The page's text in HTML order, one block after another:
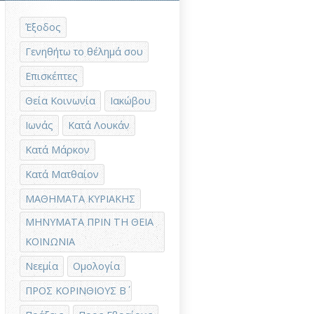
Έξοδος
Γενηθήτω το θέλημά σου
Επισκέπτες
Θεία Κοινωνία
Ιακώβου
Ιωνάς
Κατά Λουκάν
Κατά Μάρκον
Κατά Ματθαίον
ΜΑΘΗΜΑΤΑ ΚΥΡΙΑΚΗΣ
ΜΗΝΥΜΑΤΑ ΠΡΙΝ ΤΗ ΘΕΙΑ
ΚΟΙΝΩΝΙΑ
Νεεμία
Ομολογία
ΠΡΟΣ ΚΟΡΙΝΘΙΟΥΣ Β΄